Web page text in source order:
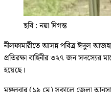
ছবি : নয়া দিগন্ত
নীলফামারীতে আসন্ন পবিত্র ঈদুল
প্রতিরক্ষা বাহিনীর ৩২৭ জন সদস্যের
হয়েছে।